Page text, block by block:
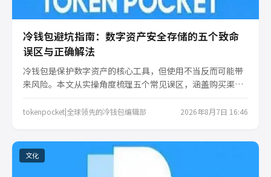
冷钱包避坑指南：数字资产安全存储的五个致命
误区与正确解法
冷钱包是保护数字资产的核心工具，但使用不当反而可能带
来风险。本文从实操角度梳理五个常见误区，涵盖购买渠
产的安全离线存储。
tokenpocket|全球领先的冷钱包编辑部 2026年8月7日 16:46
文化